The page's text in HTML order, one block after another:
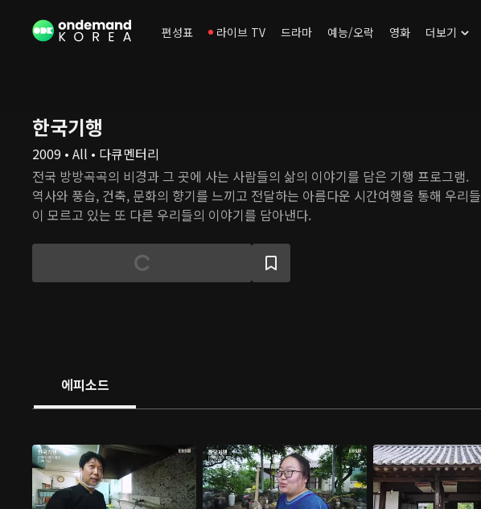
편성표 라이브 TV 드라마 예능/오락 영화 더보기
한국기행
2009 • All • 다큐멘터리
전국 방방곡곡의 비경과 그 곳에 사는 사람들의 삶의 이야기를 담은 기행 프로그램.
역사와 풍습, 건축, 문화의 향기를 느끼고 전달하는 아름다운 시간여행을 통해 우리들
이 모르고 있는 또 다른 우리들의 이야기를 담아낸다.
에피소드